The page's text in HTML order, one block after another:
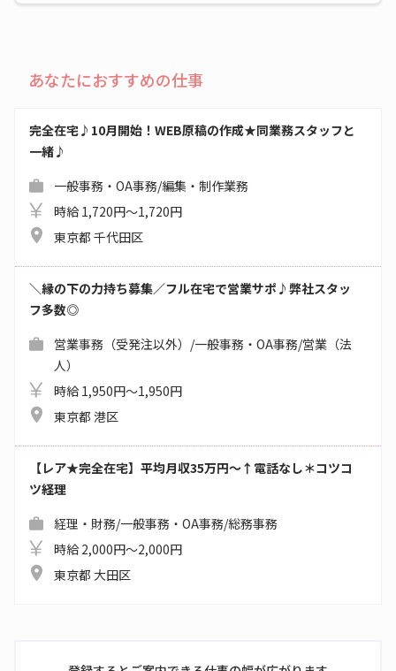
あなたにおすすめの仕事
完全在宅♪10月開始！WEB原稿の作成★同業務スタッフと
一緒♪
一般事務・OA事務/編集・制作業務
時給 1,720円～1,720円
東京都 千代田区
＼縁の下の力持ち募集／フル在宅で営業サポ♪弊社スタッ
フ多数◎
営業事務（受発注以外）/一般事務・OA事務/営業（法
人）
時給 1,950円～1,950円
東京都 港区
【レア★完全在宅】平均月収35万円～↑電話なし＊コツコ
ツ経理
経理・財務/一般事務・OA事務/総務事務
時給 2,000円～2,000円
東京都 大田区